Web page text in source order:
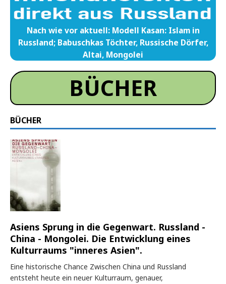
Nach wie vor aktuell: Modell Kasan: Islam in
Russland; Babuschkas Töchter, Russische Dörfer,
Altai, Mongolei
BÜCHER
BÜCHER
Asiens Sprung in die Gegenwart. Russland -
China - Mongolei. Die Entwicklung eines
Kulturraums "inneres Asien".
Eine historische Chance Zwischen China und Russland
entsteht heute ein neuer Kulturraum, genauer,